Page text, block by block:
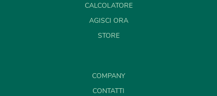
CALCOLATORE
AGISCI ORA
STORE
COMPANY
CONTATTI